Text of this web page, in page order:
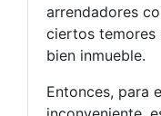
arrendadores
ciertos temores
bien inmueble.
Entonces, para